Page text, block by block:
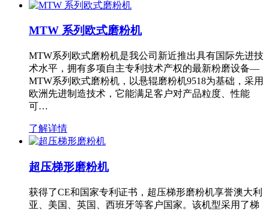
MTW 系列欧式磨粉机
MTW系列欧式磨粉机是我公司新近推出具有国际先进技
术水平，拥有多项自主专利技术产权的最新粉磨设备—
MTW系列欧式磨粉机，以悬辊磨粉机9518为基础，采用
欧洲先进制造技术，它能满足客户对产品粒度、性能
可…
了解详情
超压梯形磨粉机
获得了CE和国家专利证书，超压梯形磨粉机享誉澳大利
亚、美国、英国、西班牙等客户国家。该机型采用了梯